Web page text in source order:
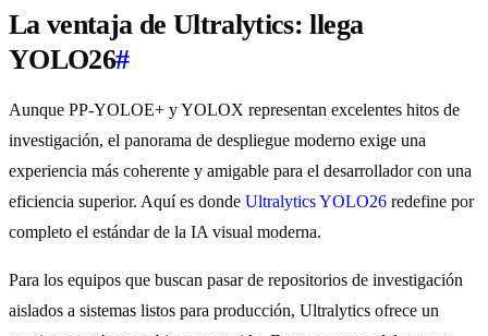
La ventaja de Ultralytics: llega
YOLO26#
Aunque PP-YOLOE+ y YOLOX representan excelentes hitos de
investigación, el panorama de despliegue moderno exige una
experiencia más coherente y amigable para el desarrollador con una
eficiencia superior. Aquí es donde Ultralytics YOLO26 redefine por
completo el estándar de la IA visual moderna.
Para los equipos que buscan pasar de repositorios de investigación
aislados a sistemas listos para producción, Ultralytics ofrece un